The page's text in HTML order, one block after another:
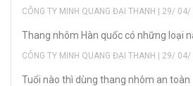
CÔNG TY MINH QUANG ĐẠI THANH | 29/
Thang nhôm Hàn quốc có những loại
CÔNG TY MINH QUANG ĐẠI THANH | 29/
Tuổi nào thì dùng thang nhôm an toàn